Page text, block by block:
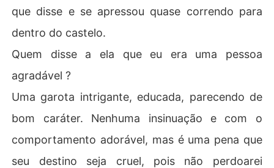
que disse e se apressou quase correndo para
dentro do castelo.
Quem disse a ela que eu era uma pessoa
agradável ?
Uma garota intrigante, educada, parecendo de
bom caráter. Nenhuma insinuação e com o
comportamento adorável, mas é uma pena que
seu destino seja cruel, pois não perdoarei